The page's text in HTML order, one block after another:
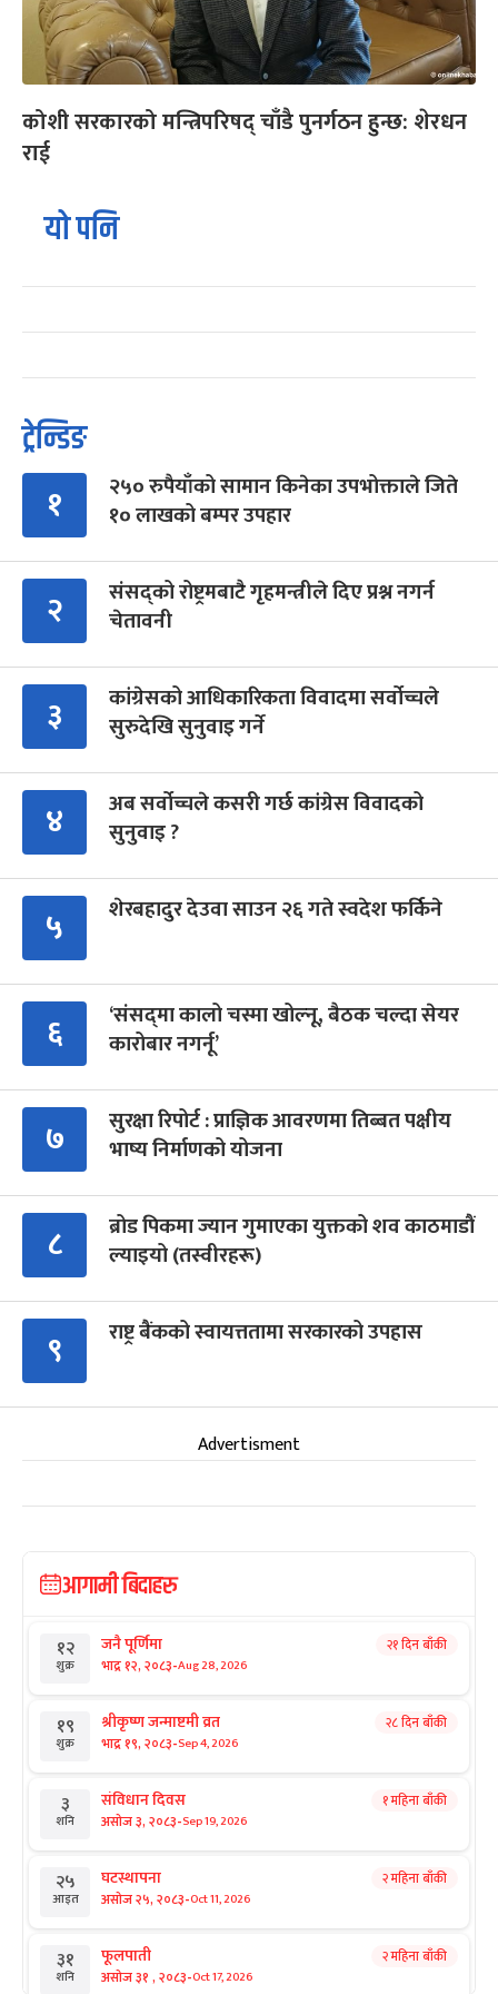
कोशी सरकारको मन्त्रिपरिषद् चाँडै पुनर्गठन हुन्छ: शेरधन
राई
यो पनि
ट्रेन्डिङ
१
२५० रुपैयाँको सामान किनेका उपभोक्ताले जिते
१० लाखको बम्पर उपहार
२
संसद्को रोष्ट्रमबाटै गृहमन्त्रीले दिए प्रश्न नगर्न
चेतावनी
३
कांग्रेसको आधिकारिकता विवादमा सर्वोच्चले
सुरुदेखि सुनुवाइ गर्ने
४
अब सर्वोच्चले कसरी गर्छ कांग्रेस विवादको
सुनुवाइ ?
५ शेरबहादुर देउवा साउन २६ गते स्वदेश फर्किने
६
‘संसद्‍मा कालो चस्मा खोल्नू, बैठक चल्दा सेयर
कारोबार नगर्नू’
७
सुरक्षा रिपोर्ट : प्राज्ञिक आवरणमा तिब्बत पक्षीय
भाष्य निर्माणको योजना
८
ब्रोड पिकमा ज्यान गुमाएका युक्तको शव काठमाडौं
ल्याइयो (तस्वीरहरू)
९ राष्ट्र बैंकको स्वायत्ततामा सरकारको उपहास
Advertisment
आगामी बिदाहरु
१२
शुक्र
जनै पूर्णिमा
भाद्र १२, २०८३-Aug 28, 2026
२१ दिन बाँकी
१९
शुक्र
श्रीकृष्ण जन्माष्टमी व्रत
भाद्र १९, २०८३-Sep 4, 2026
२८ दिन बाँकी
३
शनि
संविधान दिवस
असोज ३, २०८३-Sep 19, 2026
१ महिना बाँकी
२५
आइत
घटस्थापना
असोज २५, २०८३-Oct 11, 2026
२ महिना बाँकी
३१
शनि
फूलपाती
असोज ३१ , २०८३-Oct 17, 2026
२ महिना बाँकी